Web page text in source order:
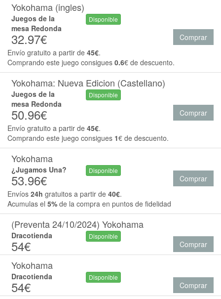
Yokohama (ingles)
Juegos de la
mesa Redonda
32.97€
Disponible
Comprar
Envío gratuito a partir de 45€.
Comprando este juego consigues 0.6€ de descuento.
Yokohama: Nueva Edicion (Castellano)
Juegos de la
mesa Redonda
50.96€
Disponible
Comprar
Envío gratuito a partir de 45€.
Comprando este juego consigues 1€ de descuento.
Yokohama
¿Jugamos Una?
53.96€
Disponible
Comprar
Envíos 24h gratuitos a partir de 40€.
Acumulas el 5% de la compra en puntos de fidelidad
(Preventa 24/10/2024) Yokohama
Dracotienda
54€
Disponible
Comprar
Yokohama
Dracotienda
54€
Disponible
Comprar